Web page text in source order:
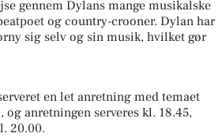
gennem Dylans mange musikalske
og country-crooner. Dylan har
sig selv og sin musik, hvilket gør
en let anretning med temaet
anretningen serveres kl. 18.45,
20.00.